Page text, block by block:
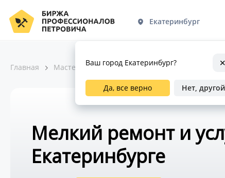
Екатеринбург
Главная Мастера по ремонту Мелкий ремонт и услуги
Мелкий ремонт и
Екатеринбурге
Ваш город Екатеринбург?
Да, все верно Нет, другой